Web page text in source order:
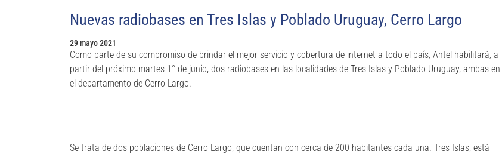
Nuevas radiobases en Tres Islas y Poblado Uruguay, Cerro Largo
29 mayo 2021
Como parte de su compromiso de brindar el mejor servicio y cobertura de internet a todo el país, Antel habilitará, a
partir del próximo martes 1° de junio, dos radiobases en las localidades de Tres Islas y Poblado Uruguay, ambas en
el departamento de Cerro Largo.
Se trata de dos poblaciones de Cerro Largo, que cuentan con cerca de 200 habitantes cada una. Tres Islas, está